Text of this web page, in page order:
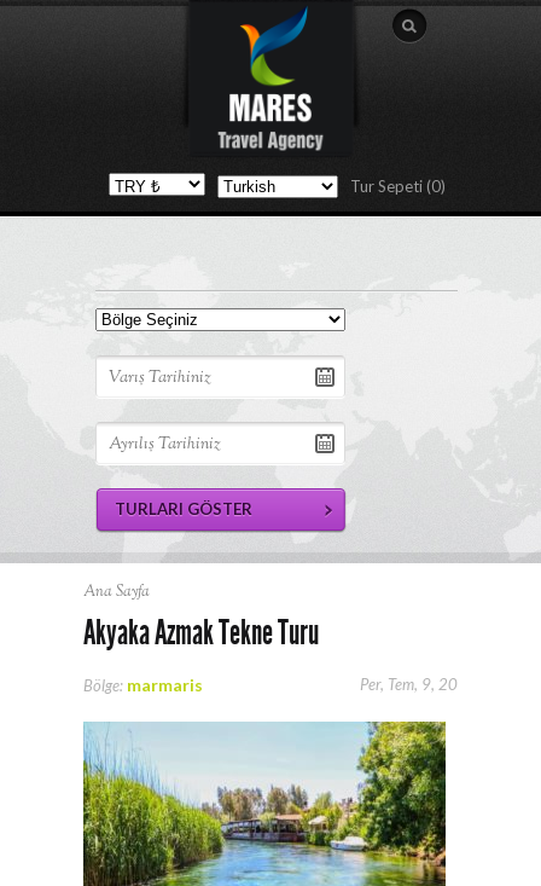
Tur Sepeti (0)
Ana Sayfa
Akyaka Azmak Tekne Turu
Per, Tem, 9, 20
Bölge: marmaris